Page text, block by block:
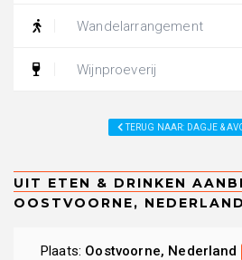
Wandelarrangement
Wijnproeverij
TERUG NAAR: DAGJE &
Plaats: Oostvoorne, Nederland